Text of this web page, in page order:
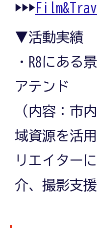
▶▶▶
▼活動実績
・R8にある
アテンド
（内容：市
域資源を活
リエイター
介、撮影支